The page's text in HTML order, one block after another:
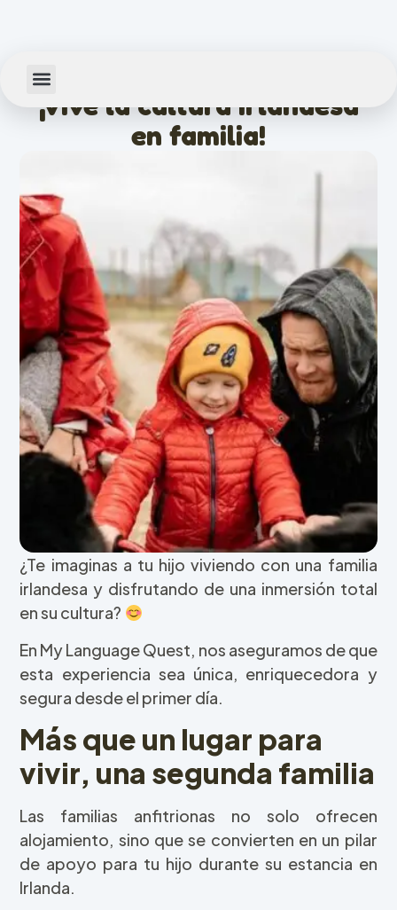
¡Vive la cultura irlandesa
en familia!
¿Te imaginas a tu hijo viviendo con una familia
irlandesa y disfrutando de una inmersión total
en su cultura?
En My Language Quest, nos aseguramos de que
esta experiencia sea única, enriquecedora y
segura desde el primer día.
Más que un lugar para
vivir, una segunda familia
Las familias anfitrionas no solo ofrecen
alojamiento, sino que se convierten en un pilar
de apoyo para tu hijo durante su estancia en
Irlanda.